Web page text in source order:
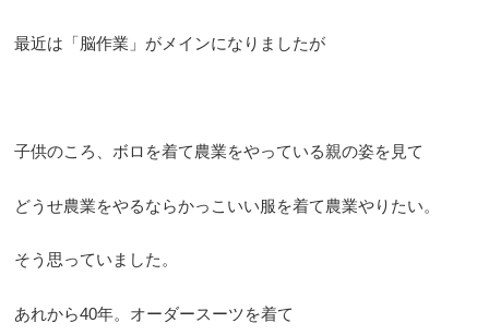
最近は「脳作業」がメインになりましたが
子供のころ、ボロを着て農業をやっている親の姿を見て
どうせ農業をやるならかっこいい服を着て農業やりたい。
そう思っていました。
あれから40年。オーダースーツを着て